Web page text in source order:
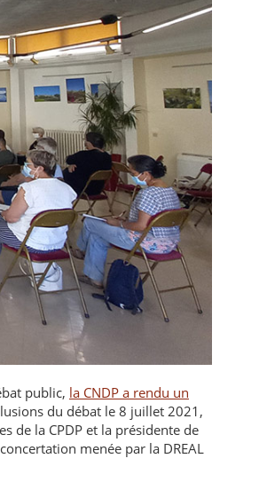
public, la CNDP a rendu un
du débat le 8 juillet 2021,
de la CPDP et la présidente de
menée par la DREAL